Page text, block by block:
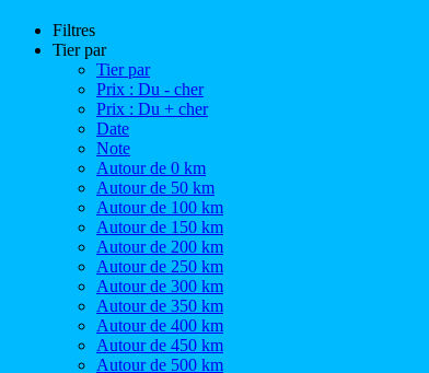
Filtres
Tier par
Tier par
Prix : Du - cher
Prix : Du + cher
Date
Note
Autour de 0 km
Autour de 50 km
Autour de 100 km
Autour de 150 km
Autour de 200 km
Autour de 250 km
Autour de 300 km
Autour de 350 km
Autour de 400 km
Autour de 450 km
Autour de 500 km